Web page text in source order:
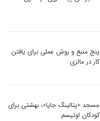
پنج منبع و روش عملی برای یافتن
کار در مالزی
مسجد «پتالینگ جایا»، بهشتی برای
کودکان اوتیسم